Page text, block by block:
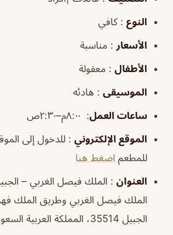
النوع : كافي
الأسعار : مناسبة
الأطفال : معقولة
الموسيقى : هادئه
ساعات العمل:
الموقع الإلكتروني : للدخول إلى
للمطعم اضغط هنا
العنوان : الملك فيصل الغربي –
الملك فيصل الغربي وطريق الملك فهد
الجبيل 35514، المملكة العربية السعودية